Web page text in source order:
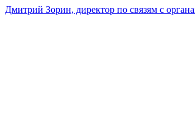
Дмитрий Зорин, директор по связям с